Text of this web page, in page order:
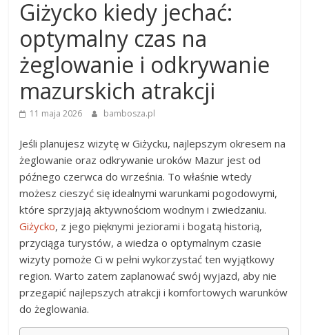
Giżycko kiedy jechać:
optymalny czas na
żeglowanie i odkrywanie
mazurskich atrakcji
11 maja 2026 bambosza.pl
Jeśli planujesz wizytę w Giżycku, najlepszym okresem na
żeglowanie oraz odkrywanie uroków Mazur jest od
późnego czerwca do września. To właśnie wtedy
możesz cieszyć się idealnymi warunkami pogodowymi,
które sprzyjają aktywnościom wodnym i zwiedzaniu.
Giżycko, z jego pięknymi jeziorami i bogatą historią,
przyciąga turystów, a wiedza o optymalnym czasie
wizyty pomoże Ci w pełni wykorzystać ten wyjątkowy
region. Warto zatem zaplanować swój wyjazd, aby nie
przegapić najlepszych atrakcji i komfortowych warunków
do żeglowania.